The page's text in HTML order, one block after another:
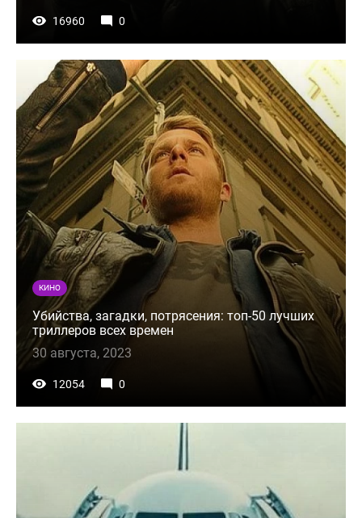
16960 0
КИНО
Убийства, загадки, потрясения: топ-50 лучших
триллеров всех времен
30 августа, 2023
12054 0